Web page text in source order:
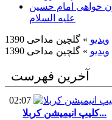
خون خواهی امام حسین
علیه السلام
ویدیو » گلچین مداحی 1390
ویدیو » گلچین مداحی 1390
آخرین فهرست
02:07
کلیپ انیمیشن کربلا...